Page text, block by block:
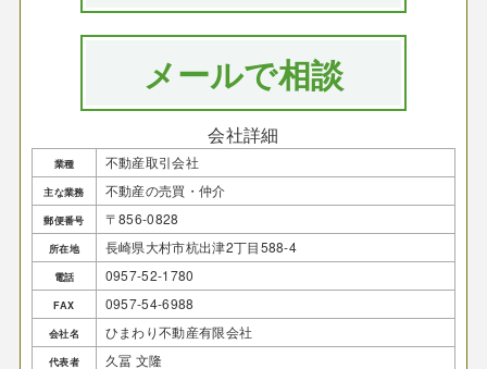
メールで相談
会社詳細
業種 不動産取引会社
主な業務 不動産の売買・仲介
郵便番号 〒856-0828
所在地 長崎県大村市杭出津2丁目588-4
電話 0957-52-1780
FAX 0957-54-6988
会社名 ひまわり不動産有限会社
代表者 久冨 文隆